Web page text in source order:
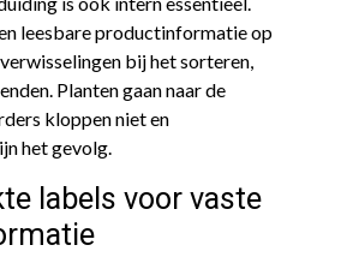
leesbare productinformatie op
bij het sorteren,
Planten gaan naar de
kloppen niet en
het gevolg.
labels voor vaste